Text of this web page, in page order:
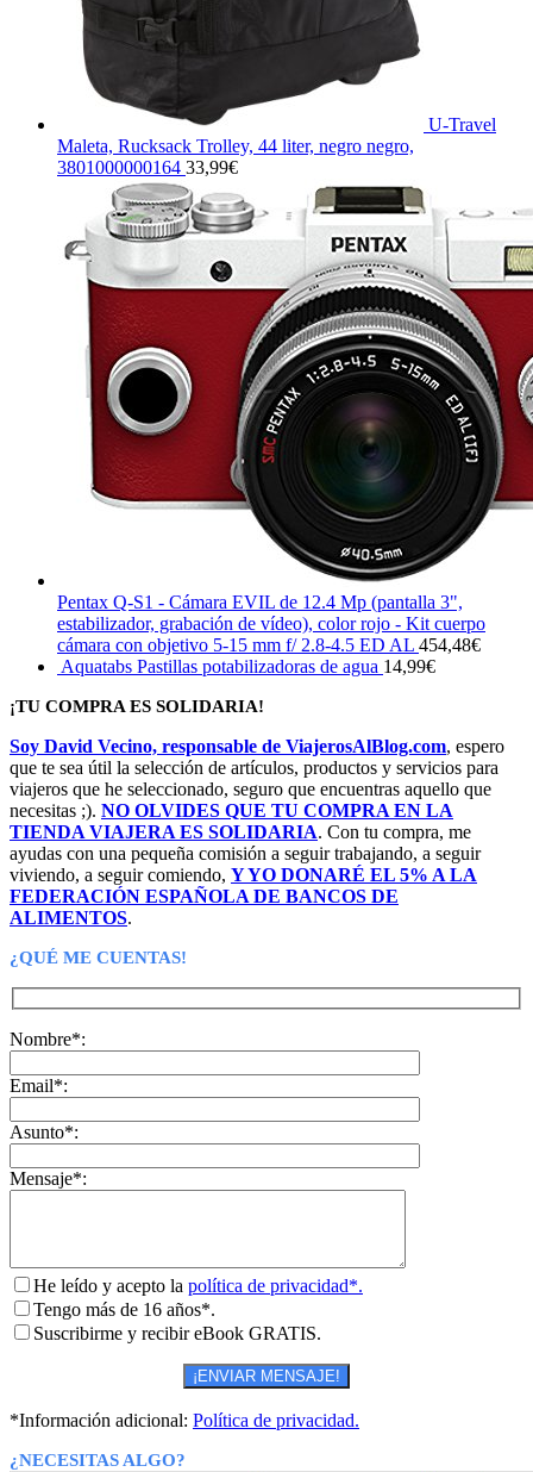
U-Travel
Maleta, Rucksack Trolley, 44 liter, negro negro,
3801000000164 33,99€
Pentax Q-S1 - Cámara EVIL de 12.4 Mp (pantalla 3",
estabilizador, grabación de vídeo), color rojo - Kit cuerpo
cámara con objetivo 5-15 mm f/ 2.8-4.5 ED AL 454,48€
Aquatabs Pastillas potabilizadoras de agua 14,99€
¡TU COMPRA ES SOLIDARIA!
Soy David Vecino, responsable de ViajerosAlBlog.com, espero
que te sea útil la selección de artículos, productos y servicios para
viajeros que he seleccionado, seguro que encuentras aquello que
necesitas ;). NO OLVIDES QUE TU COMPRA EN LA
TIENDA VIAJERA ES SOLIDARIA. Con tu compra, me
ayudas con una pequeña comisión a seguir trabajando, a seguir
viviendo, a seguir comiendo, Y YO DONARÉ EL 5% A LA
FEDERACIÓN ESPAÑOLA DE BANCOS DE
ALIMENTOS.
¿QUÉ ME CUENTAS!
Nombre*:
Email*:
Asunto*:
Mensaje*:
He leído y acepto la política de privacidad*.
Tengo más de 16 años*.
Suscribirme y recibir eBook GRATIS.
*Información adicional: Política de privacidad.
¿NECESITAS ALGO?